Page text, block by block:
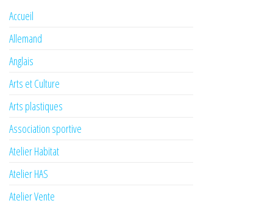
Accueil
Allemand
Anglais
Arts et Culture
Arts plastiques
Association sportive
Atelier Habitat
Atelier HAS
Atelier Vente